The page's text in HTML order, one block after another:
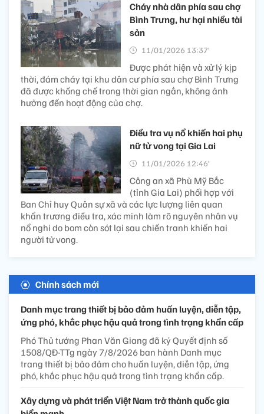
Cháy nhà dân phía sau chợ
Bình Trưng, hư hại nhiều tài
sản
11/01/2026 13:37’
Được phát hiện và xử lý kịp
thời, đám cháy tại khu dân cư phía sau chợ Bình Trưng
đã được khống chế trong thời gian ngắn, không ảnh
hưởng đến hoạt động của chợ.
Điều tra vụ nổ khiến hai phụ
nữ tử vong tại Gia Lai
11/01/2026 12:46’
Công an xã Phù Mỹ Bắc
(tỉnh Gia Lai) phối hợp với
Ban Chỉ huy Quân sự xã và các lực lượng liên quan
khẩn trương điều tra, xác minh làm rõ nguyên nhân vụ
nổ nghi do bom còn sót lại sau chiến tranh khiến hai
người tử vong.
Chính sách mới
Danh mục trang thiết bị bảo đảm huấn luyện, diễn tập,
ứng phó, khắc phục hậu quả trong tình trạng khẩn cấp
Phó Thủ tướng Phan Văn Giang đã ký Quyết định số
1508/QĐ-TTg ngày 7/8/2026 ban hành Danh mục
trang thiết bị bảo đảm cho huấn luyện, diễn tập, ứng
phó, khắc phục hậu quả trong tình trạng khẩn cấp.
Xây dựng và phát triển Việt Nam trở thành quốc gia